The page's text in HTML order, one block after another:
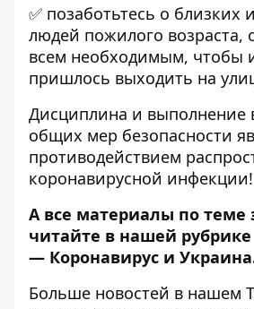
✅ позаботьтесь о близких
людей пожилого возраста,
всем необходимым, чтобы
пришлось выходить на
Дисциплина и выполнение
общих мер безопасности
противодействием
коронавирусной инфекции!
А все материалы по
читайте в нашей рубрике
— Коронавирус и Украина
Больше новостей в нашем